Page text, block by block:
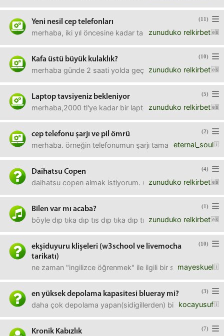
(11)
Yeni nesil cep telefonları
zunuduko relkirbet
merhaba, iki yıl öncesine kadar takip ettiğim cep
(10)
Kafa üstü büyük kulaklık?
zunuduko relkirbet
merhaba günde 2 saati yolda geçen bir zat olarak yolda
(5)
Laptop tavsiyeniz bekleniyor
zunuduko relkirbet
merhaba,2000 tl'ye kadar bir laptop arıyorum. exper,
(2)
cep telefonu şarjı ve pil ömrü
eternal_soul
merhaba. örneğin telefonumun şarjı tamamen dolu
(4)
Daihatsu Copen
zunuduko relkirbet
daihatsu copen almak istiyorum. uzun süredir
(1)
Bilen var mı acaba?
zunuduko relkirbet
böyle dıp tıka dıp tıs dıp tıka dıp tıs şeklinde sade bir
(10)
ekşiduyuru klişeleri (w3school ve livemocha
tarikatı)
mayeskuel
ne zaman "ingilizce öğrenmek" ile ilgili bir soru görsem
(3)
en yüksek depolama kapasitesi blueray mi?
kocayusuf
daha çok depolama yapan(sidigillerden) bir teknoloji yok
(7)
Kronik Kabızlık